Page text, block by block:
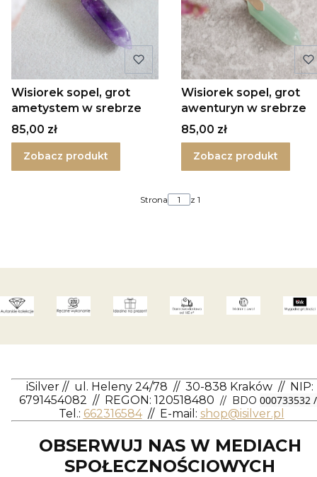
Wisiorek sopel, grot
ametystem w srebrze
Cena
85,00 zł
Zobacz produkt
Wisiorek sopel, grot
awenturyn w srebrze
Cena
85,00 zł
Zobacz produkt
Strona z 1
iSilver // ul. Heleny 24/78 // 30-838 Kraków // NIP:
6791454082 // REGON: 120518480 // BDO 000733532
Tel.: 662316584 // E-mail: shop@isilver.pl
OBSERWUJ NAS W MEDIACH
SPOŁECZNOŚCIOWYCH